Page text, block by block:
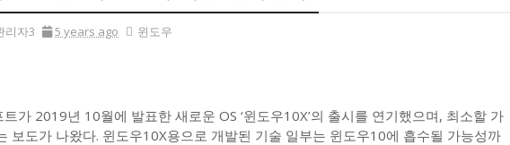
리자3 5 years ago 윈도우
가 2019년 10월에 발표한 새로운 OS ‘윈도우10X’의 출시를 연기했으며, 최소할 가
보도가 나왔다. 윈도우10X용으로 개발된 기술 일부는 윈도우10에 흡수될 가능성까